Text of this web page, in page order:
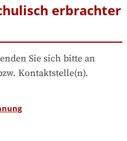
erbrachter
Sie sich bitte an
Kontaktstelle(n).